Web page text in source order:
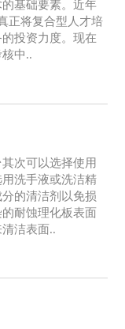
基础要素。近年
正将复合型人才培
投资力度。现在
中..
次可以选择使用
洗手液或洗洁精
的清洁剂以免损
耐蚀理化板表面
洁表面..